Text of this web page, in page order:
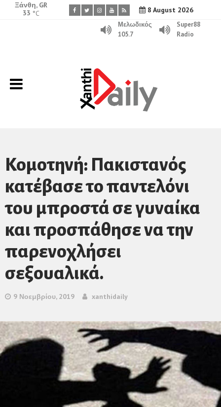
8 August 2026
Ξάνθη, GR
33 °C
Μελωδικός
105.7
Super88
Radio
Κομοτηνή: Πακιστανός
κατέβασε το παντελόνι
του μπροστά σε γυναίκα
και προσπάθησε να την
παρενοχλήσει
σεξουαλικά.
9 Νοεμβρίου, 2019 xanthidaily